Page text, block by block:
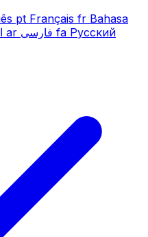
pt Français fr Bahasa
ar فارسی fa Русский